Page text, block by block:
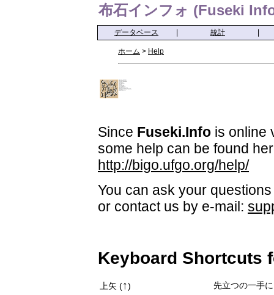
布石インフォ (Fuseki
データベース 統計
ホーム > Help
Since Fuseki.Info is online
some help can be found
http://bigo.ufgo.org/help/
You can ask your
or contact us by e-mail:
Keyboard Shortcuts
上矢 (↑)
先立つの一手に